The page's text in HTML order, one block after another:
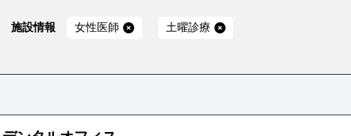
施設情報 女性医師 土曜診療